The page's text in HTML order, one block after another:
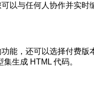
以与任何人协作并实时
能，还可以选择付费版
生成 HTML 代码。